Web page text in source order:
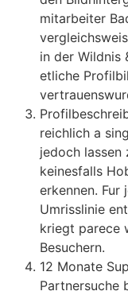
mitarbeiter
in der Wildnis
etliche
reichlich a
jedoch lassen
keinesfalls
erkennen. Fur
Umrisslinie
kriegt parece
Besuchern.
12 Monate
Partnersuche